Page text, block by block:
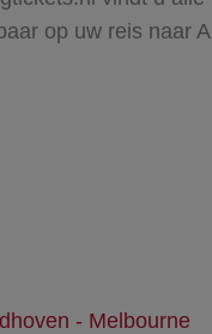
op uw reis naar
- Melbourne